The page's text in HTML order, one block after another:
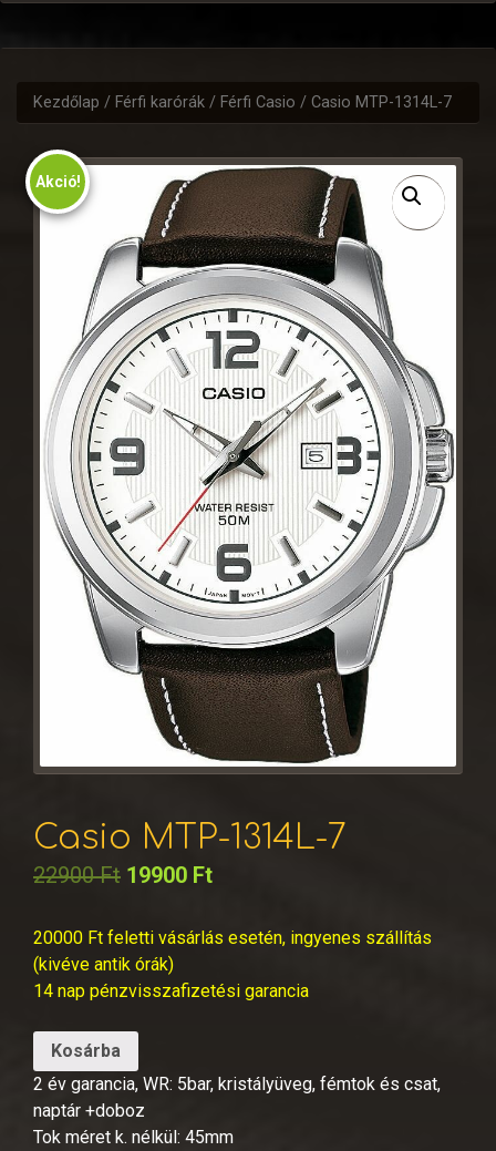
Kezdőlap / Férfi karórák / Férfi Casio / Casio MTP-1314L-7
Akció!
Casio MTP-1314L-7
22900Ft 19900 Ft
20000 Ft feletti vásárlás esetén, ingyenes szállítás
(kivéve antik órák)
14 nap pénzvisszafizetési garancia
Kosárba
2 év garancia, WR: 5bar, kristályüveg, fémtok és csat,
naptár +doboz
Tok méret k. nélkül: 45mm